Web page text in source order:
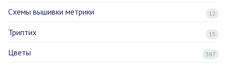
Схемы вышивки метрики 12
Триптих 15
Цветы 387